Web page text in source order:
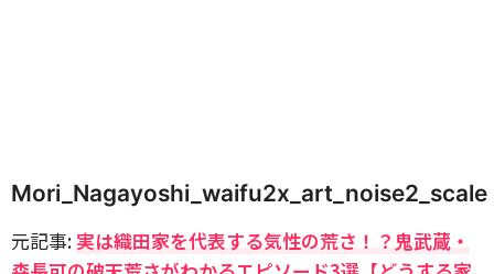
Mori_Nagayoshi_waifu2x_art_noise2_scale
元記事:実は織田家を代表する気性の荒さ！？鬼武蔵・